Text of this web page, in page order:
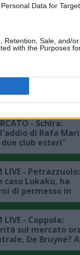
Data for
Retention, Sale, and/
with the Purposes
Lukaku, c'è
per
l'Atlanta non è
- Schira:
di massima con
il Chelsea, ecco i
- Schira:
di Rafa
club esteri"
LIVE - Petrazzuolo:
caso Lukaku, ha
di permesso in
il punto sul
LIVE - Coppola:
sul mercato
De Bruyne?
da